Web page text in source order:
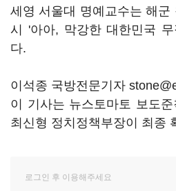
세영 서울대 명예교수는 해군
시 '아아, 막강한 대한민국 무
다.
이석종 국방전문기자
이 기사는 뉴스토마토 보도
최신형 정치정책부장이 최종